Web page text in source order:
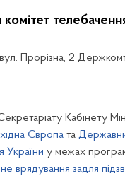
вул. Прорізна, 2
Кабінету
Європа та
України у межах
врядування задля